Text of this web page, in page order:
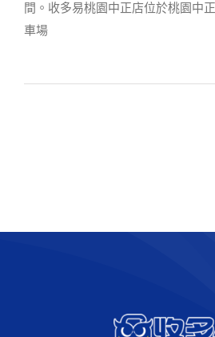
間。收多易桃園中正店位於桃園中
車場